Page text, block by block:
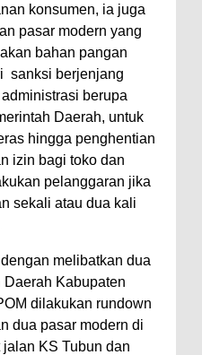
konsumen, ia juga
pasar modern yang
bahan pangan
sanksi berjenjang
berupa
Daerah, untuk
hingga penghentian
izin bagi toko dan
pelanggaran jika
sekali atau dua kali
melibatkan dua
Daerah Kabupaten
dilakukan rundown
dua pasar modern di
KS Tubun dan